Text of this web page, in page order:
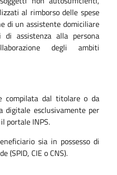
al rimborso delle spese
di un assistente domiciliare
di assistenza alla persona
degli ambiti
compilata dal titolare o da
digitale esclusivamente per
portale INPS.
sia in possesso di
(SPID, CIE o CNS).